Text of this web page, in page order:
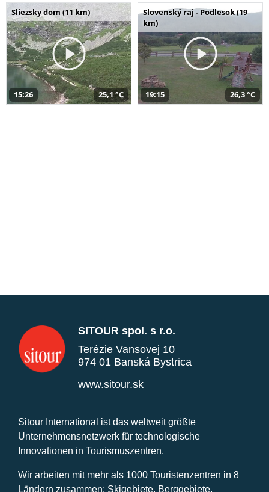
Sliezsky dom (11 km)
15:26 25,1 °C
Slovenský raj - Podlesok (19
km)
19:15 26,3 °C
SITOUR spol. s r.o.
Terézie Vansovej 10
974 01 Banská Bystrica
www.sitour.sk
Sitour International ist das weltweit größte
Unternehmensnetzwerk für technologische
Innovationen in Tourismuszentren.
Wir arbeiten mit mehr als 1000 Touristenzentren in 8
Ländern zusammen: Skigebiete, Berggebiete,